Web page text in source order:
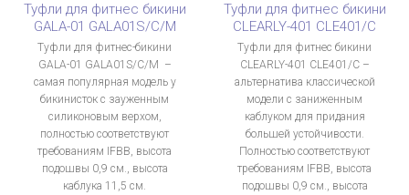
Туфли для фитнес бикини
GALA-01 GALA01S/C/M
Туфли для фитнес-бикини
GALA-01 GALA01S/C/M –
самая популярная модель у
бикинисток с зауженным
силиконовым верхом,
полностью соответствуют
требованиям IFBB, высота
подошвы 0,9 см., высота
каблука 11,5 см.
Туфли для фитнес бикини
CLEARLY-401 CLE401/C
Туфли для фитнес бикини
CLEARLY-401 CLE401/C –
альтернатива классической
модели с заниженным
каблуком для придания
большей устойчивости.
Полностью соответствуют
требованиям IFBB, высота
подошвы 0,9 см., высота